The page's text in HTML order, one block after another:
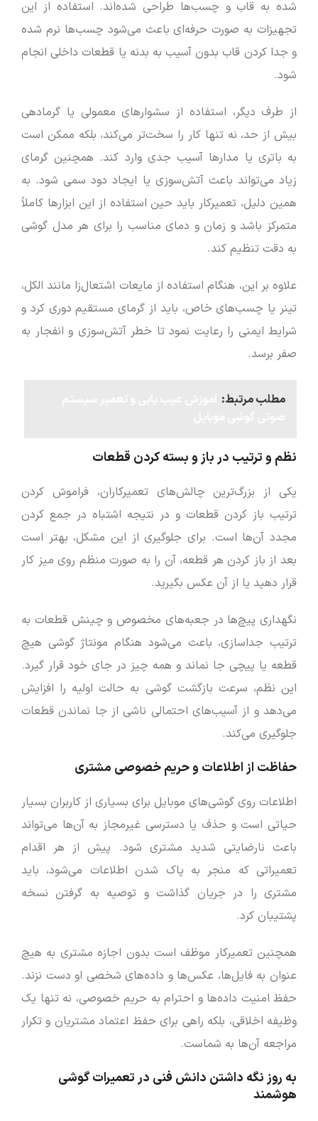
شده به قاب و چسب‌ها طراحی شده‌اند. استفاده از این
تجهیزات به صورت حرفه‌ای باعث می‌شود چسب‌ها نرم شده
و جدا کردن قاب بدون آسیب به بدنه یا قطعات داخلی انجام
شود.
از طرف دیگر، استفاده از سشوارهای معمولی یا گرمادهی
بیش از حد، نه تنها کار را سخت‌تر می‌کند، بلکه ممکن است
به باتری یا مدارها آسیب جدی وارد کند. همچنین گرمای
زیاد می‌تواند باعث آتش‌سوزی یا ایجاد دود سمی شود. به
همین دلیل، تعمیرکار باید حین استفاده از این ابزارها کاملاً
متمرکز باشد و زمان و دمای مناسب را برای هر مدل گوشی
به دقت تنظیم کند.
علاوه بر این، هنگام استفاده از مایعات اشتعال‌زا مانند الکل،
تینر یا چسب‌های خاص، باید از گرمای مستقیم دوری کرد و
شرایط ایمنی را رعایت نمود تا خطر آتش‌سوزی و انفجار به
صفر برسد.
مطلب مرتبط:
نظم و ترتیب در باز و بسته کردن قطعات
یکی از بزرگ‌ترین چالش‌های تعمیرکاران، فراموش کردن
ترتیب باز کردن قطعات و در نتیجه اشتباه در جمع کردن
مجدد آن‌ها است. برای جلوگیری از این مشکل، بهتر است
بعد از باز کردن هر قطعه، آن را به صورت منظم روی میز کار
قرار دهید یا از آن عکس بگیرید.
نگهداری پیچ‌ها در جعبه‌های مخصوص و چینش قطعات به
ترتیب جداسازی، باعث می‌شود هنگام مونتاژ گوشی هیچ
قطعه یا پیچی جا نماند و همه چیز در جای خود قرار گیرد.
این نظم، سرعت بازگشت گوشی به حالت اولیه را افزایش
می‌دهد و از آسیب‌های احتمالی ناشی از جا نماندن قطعات
جلوگیری می‌کند.
حفاظت از اطلاعات و حریم خصوصی مشتری
اطلاعات روی گوشی‌های موبایل برای بسیاری از کاربران بسیار
حیاتی است و حذف یا دسترسی غیرمجاز به آن‌ها می‌تواند
باعث نارضایتی شدید مشتری شود. پیش از هر اقدام
تعمیراتی که منجر به پاک شدن اطلاعات می‌شود، باید
مشتری را در جریان گذاشت و توصیه به گرفتن نسخه
پشتیبان کرد.
همچنین تعمیرکار موظف است بدون اجازه مشتری به هیچ
عنوان به فایل‌ها، عکس‌ها و داده‌های شخصی او دست نزند.
حفظ امنیت داده‌ها و احترام به حریم خصوصی، نه تنها یک
وظیفه اخلاقی، بلکه راهی برای حفظ اعتماد مشتریان و تکرار
مراجعه آن‌ها به شماست.
به ‌روز نگه داشتن دانش فنی در تعمیرات گوشی
هوشمند